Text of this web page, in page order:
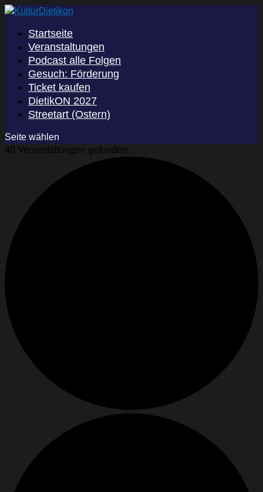
Startseite
Veranstaltungen
Podcast alle Folgen
Gesuch: Förderung
Ticket kaufen
DietikON 2027
Streetart (Ostern)
Seite wählen
40 Veranstaltungen gefunden.